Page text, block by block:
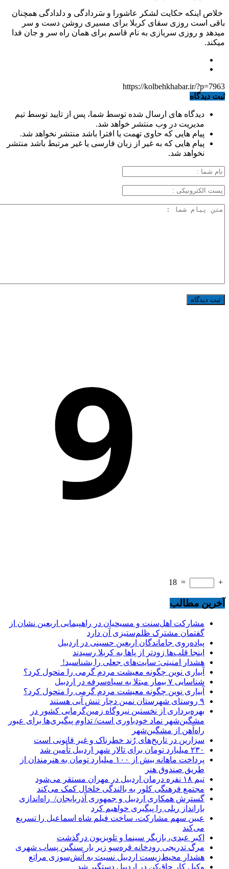
خلاص اینکه حکایت لشکر عاشورا و سَردادگی و دلدادگی همچنان
باقی است روزی سقای کربلا برای مسیری روشن دست و سر
میدهد و روزی سربازی به نام قاسم برای همان راه سر و جان فدا
می‎کند.
https://kolbehkhabar.ir/?p=7963
ثبت دیدگاه
دیدگاه های ارسال شده توسط شما، پس از تایید توسط تیم
مدیریت در وب منتشر خواهد شد.
پیام هایی که حاوی تهمت یا افترا باشد منتشر نخواهد شد.
پیام هایی که به غیر از زبان فارسی یا غیر مرتبط باشد منتشر
نخواهد شد.
+
=
18
آخرین مطالب
مشارکت اهل‌سنت و مسیحیان در راهپیمایی اربعین نشان از
گفتمان مشترک ظلم‌ستیزی آن دارد
پیاده‌روی جاماندگان اربعین حسینی در اردبیل
اینجا قلب‌ها زودتر از پاها به کربلا رسیدند
هشدار امنیتی: سایت‌های جعلی را بشناسید!
آبیاری نوین چگونه معیشت مردم گرمی را متحول کرد؟
شناسایی ۷ بیمار مبتلا به سیاه‌سرفه در اردبیل
آبیاری نوین چگونه معیشت مردم گرمی را متحول کرد؟
۹ روستای شهرستان نمین دچار تنش آبی هستند
بهره‌برداری از نخستین نیروگاه زمین‌گرمایی کشور در
مشگین‌شهر نماد خودباوری است/ تداوم پیگیری‌ها برای عبور
راه‌آهن از مشگین‌شهر
سزارین در تاریخ‌های رُند خطرناک و غیر قانونی است
۲۳۰ میلیارد تومان برای تالار شهر اردبیل تأمین شد
پرداخت ماهانه بیش از ۱۰۰ میلیارد تومان به هنرمندان از
طریق صندوق هنر
تیم ۱۸ نفره درمان اردبیل در مهران مستقر می‌شود
مجتمع فرهنگی کلور به بالندگی خلخال کمک می‌کند
گسترش همکاری اردبیل و جمهوری آذربایجان/ راه‌اندازی
بارانداز ریلی را پیگیری خواهیم کرد
عیین سهم مشارکت، ساخت فیلم شاه‌ اسماعیل را تسریع
می‌کند
اکبر عبدی، بازیگر سینما و تلویزیون درگذشت
مرگ تدریجی رودخانه قره‌سو زیر بار سنگین پساب شهری
هشدار محیط‌زیست اردبیل نسبت به آتش‌سوزی مراتع
وکیل کار چاق‌کن در اردبیل دستگیر شد